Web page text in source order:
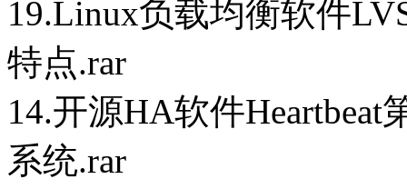
19.Linux负载均衡软件
特点.rar
14.开源HA软件Heartbeat
系统.rar